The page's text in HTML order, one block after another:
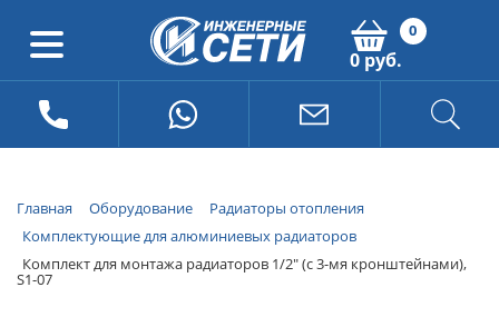
0
0 руб.
Главная Оборудование
Радиаторы отопления
Комплектующие для алюминиевых радиаторов
Комплект для монтажа радиаторов 1/2" (с 3-мя кронштейнами),
S1-07